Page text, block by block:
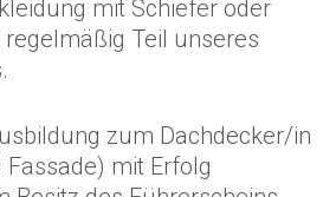
mit Schiefer oder
Teil unseres
zum Dachdecker/in
Fassade) mit Erfolg